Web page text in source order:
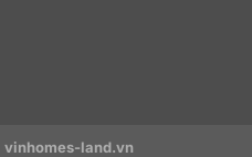
vinhomes-land.vn